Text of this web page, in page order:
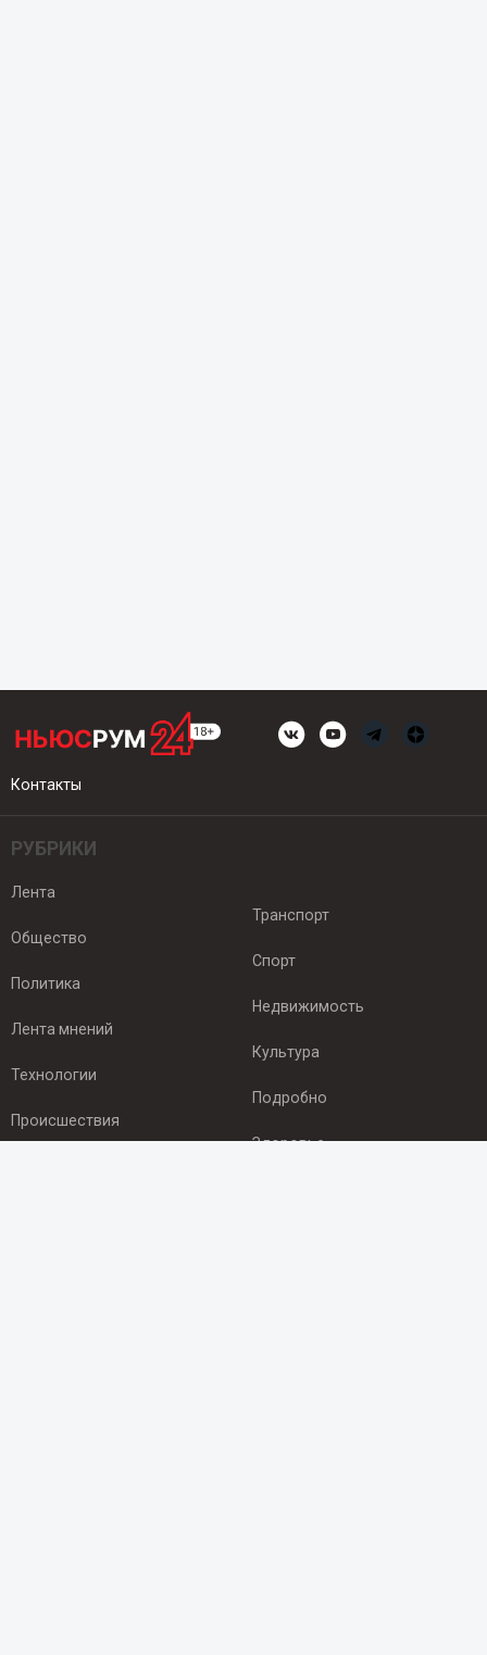
Контакты
РУБРИКИ
Лента
Общество
Политика
Лента мнений
Технологии
Происшествия
Транспорт
Спорт
Недвижимость
Культура
Подробно
Здоровье